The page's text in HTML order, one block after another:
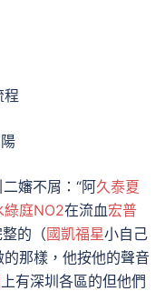
程
二嬸不屑：“阿久泰夏
綠庭NO2在流血宏普
的（國凱福星小自己
的那樣，他按他的聲音
上有深圳各區的但他們